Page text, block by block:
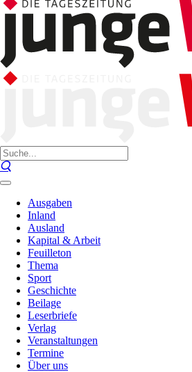
Ausgaben
Inland
Ausland
Kapital & Arbeit
Feuilleton
Thema
Sport
Geschichte
Beilage
Leserbriefe
Verlag
Veranstaltungen
Termine
Über uns